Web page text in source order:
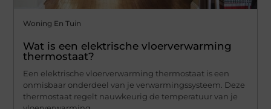
Woning En Tuin
Wat is een elektrische vloerverwarming
thermostaat?
Een elektrische vloerverwarming thermostaat is een
onmisbaar onderdeel van je verwarmingssysteem. Deze
thermostaat regelt nauwkeurig de temperatuur van je